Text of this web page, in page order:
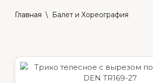
Главная \ Балет и Хореография